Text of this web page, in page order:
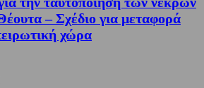
– Σχέδιο για μεταφορά
χώρα